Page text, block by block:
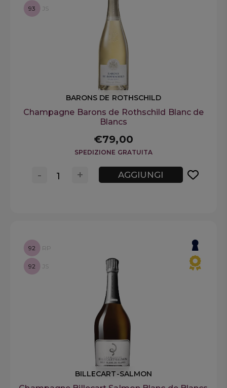
93 JS
BARONS DE ROTHSCHILD
Champagne Barons de Rothschild Blanc de
Blancs
€79,00
SPEDIZIONE GRATUITA
+
- AGGIUNGI
92 RP
92 JS
BILLECART-SALMON